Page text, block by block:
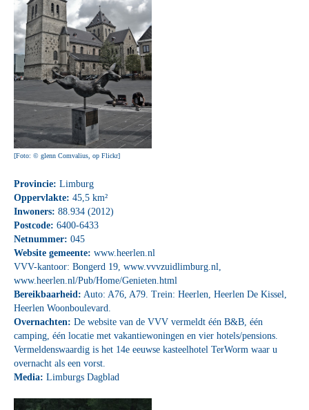
[Foto: © glenn Comvalius, op Flickr]
Provincie: Limburg
Oppervlakte: 45,5 km²
Inwoners: 88.934 (2012)
Postcode: 6400-6433
Netnummer: 045
Website gemeente: www.heerlen.nl
VVV-kantoor: Bongerd 19, www.vvvzuidlimburg.nl,
www.heerlen.nl/Pub/Home/Genieten.html
Bereikbaarheid: Auto: A76, A79. Trein: Heerlen, Heerlen De Kissel,
Heerlen Woonboulevard.
Overnachten: De website van de VVV vermeldt één B&B, één
camping, één locatie met vakantiewoningen en vier hotels/pensions.
Vermeldenswaardig is het 14e eeuwse kasteelhotel TerWorm waar u
overnacht als een vorst.
Media: Limburgs Dagblad